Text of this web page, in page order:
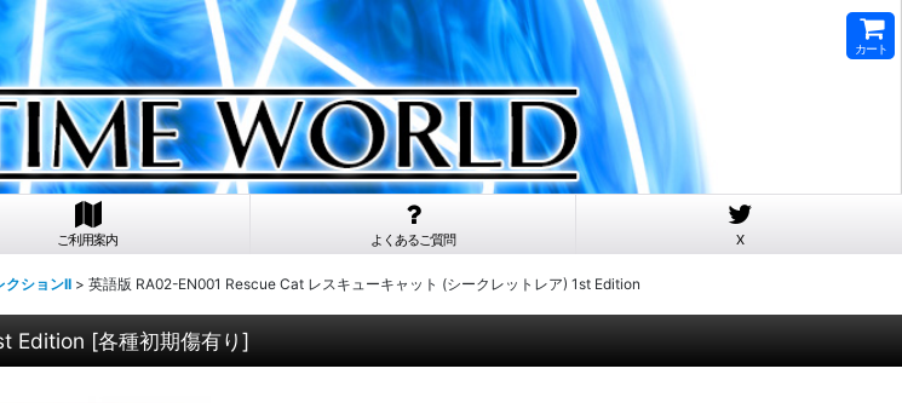
カート
ご利用案内 よくあるご質問 X
ションII > 英語版 RA02-EN001 Rescue Cat レスキューキャット (シークレットレア) 1st Edition
Edition [各種初期傷有り]